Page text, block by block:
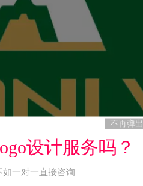
不再弹出
设计服务吗？
如一对一直接咨询